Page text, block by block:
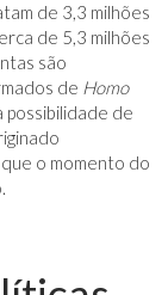
de 3,3 milhões
de 5,3 milhões
são
de Homo
possibilidade de
o momento do